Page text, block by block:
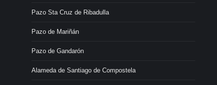
Pazo Sta Cruz de Ribadulla
Pazo de Mariñán
Pazo de Gandarón
Alameda de Santiago de Compostela